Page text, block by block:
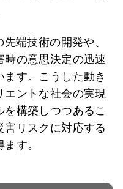
端技術の開発や、
の意思決定の迅速
す。こうした動き
エントな社会の実現
構築しつつあるこ
害リスクに対応する
す。